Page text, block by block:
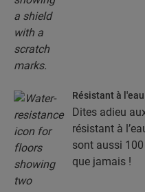
Résistant à l'eau
Dites adieu
résistant à
sont aussi
que jamais !